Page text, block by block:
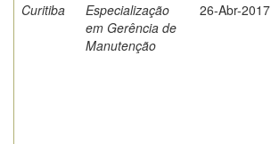
Curitiba
Especialização
em Gerência de
Manutenção
26-Abr-2017